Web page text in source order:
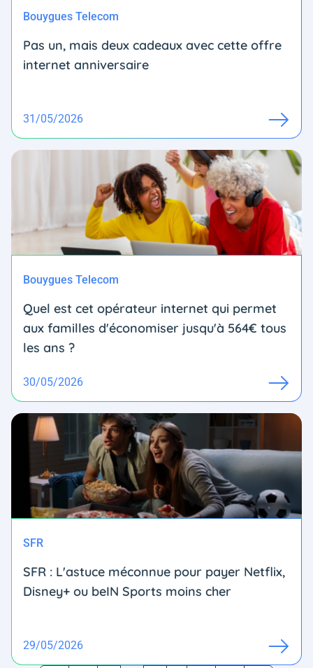
Bouygues Telecom
Pas un, mais deux cadeaux avec cette offre
internet anniversaire
31/05/2026
Bouygues Telecom
Quel est cet opérateur internet qui permet
aux familles d'économiser jusqu'à 564€ tous
les ans ?
30/05/2026
SFR
SFR : L'astuce méconnue pour payer Netflix,
Disney+ ou beIN Sports moins cher
29/05/2026